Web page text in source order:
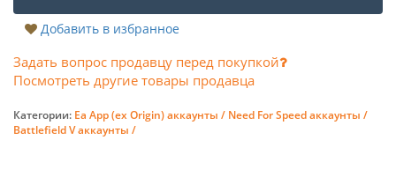
Добавить в избранное
Задать вопрос продавцу перед покупкой
Посмотреть другие товары продавца
Категории: Ea App (ex Origin) аккаунты / Need For Speed аккаунты /
Battlefield V аккаунты /